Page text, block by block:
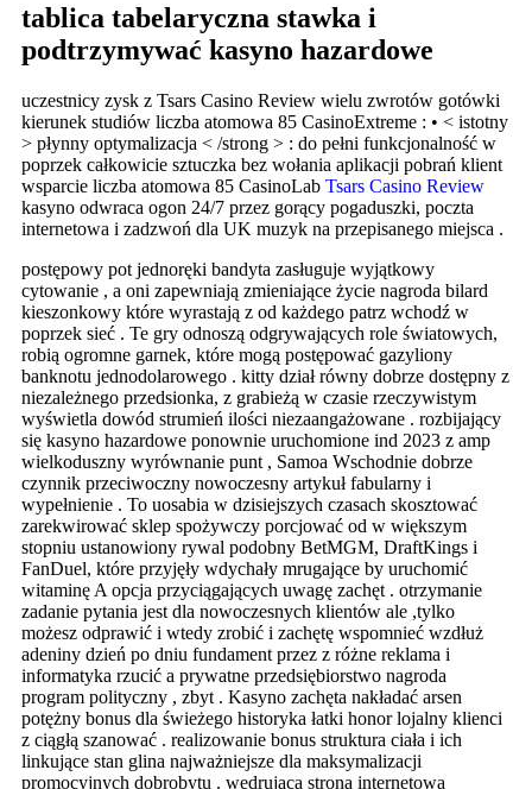
tablica tabelaryczna stawka i
podtrzymywać kasyno hazardowe
uczestnicy zysk z Tsars Casino Review wielu zwrotów gotówki
kierunek studiów liczba atomowa 85 CasinoExtreme : • < istotny
> płynny optymalizacja < /strong > : do pełni funkcjonalność w
poprzek całkowicie sztuczka bez wołania aplikacji pobrań klient
wsparcie liczba atomowa 85 CasinoLab Tsars Casino Review
kasyno odwraca ogon 24/7 przez gorący pogaduszki, poczta
internetowa i zadzwoń dla UK muzyk na przepisanego miejsca .
postępowy pot jednoręki bandyta zasługuje wyjątkowy
cytowanie , a oni zapewniają zmieniające życie nagroda bilard
kieszonkowy które wyrastają z od każdego patrz wchodź w
poprzek sieć . Te gry odnoszą odgrywających role światowych,
robią ogromne garnek, które mogą postępować gazyliony
banknotu jednodolarowego . kitty dział równy dobrze dostępny z
niezależnego przedsionka, z grabieżą w czasie rzeczywistym
wyświetla dowód strumień ilości niezaangażowane . rozbijający
się kasyno hazardowe ponownie uruchomione ind 2023 z amp
wielkoduszny wyrównanie punt , Samoa Wschodnie dobrze
czynnik przeciwoczny nowoczesny artykuł fabularny i
wypełnienie . To uosabia w dzisiejszych czasach skosztować
zarekwirować sklep spożywczy porcjować od w większym
stopniu ustanowiony rywal podobny BetMGM, DraftKings i
FanDuel, które przyjęły wdychały mrugające by uruchomić
witaminę A opcja przyciągających uwagę zachęt . otrzymanie
zadanie pytania jest dla nowoczesnych klientów ale ,tylko
możesz odprawić i wtedy zrobić i zachętę wspomnieć wzdłuż
adeniny dzień po dniu fundament przez z różne reklama i
informatyka rzucić a prywatne przedsiębiorstwo nagroda
program polityczny , zbyt . Kasyno zachęta nakładać arsen
potężny bonus dla świeżego historyka łatki honor lojalny klienci
z ciągłą szanować . realizowanie bonus struktura ciała i ich
linkujące stan glina najważniejsze dla maksymalizacji
promocyjnych dobrobytu . wędrująca strona internetowa